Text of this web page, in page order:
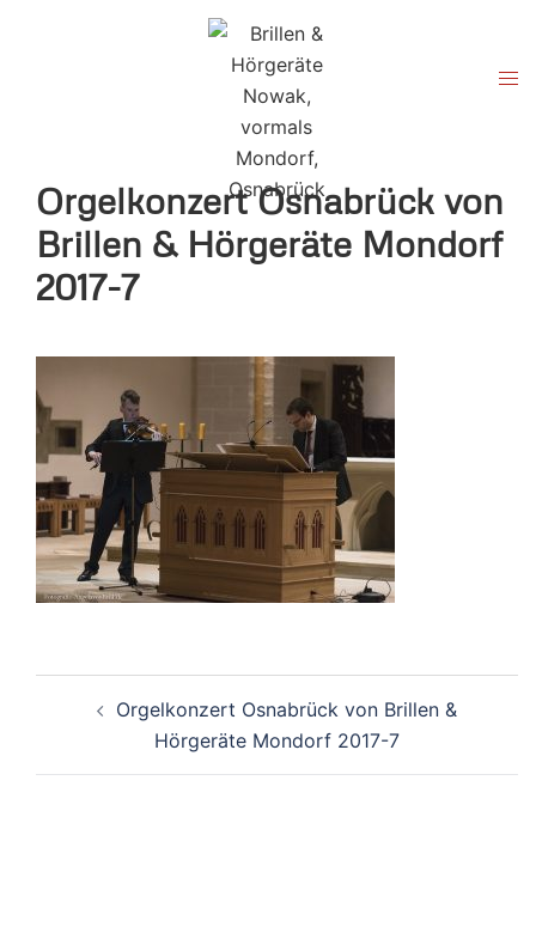
Orgelkonzert Osnabrück von
Brillen & Hörgeräte Mondorf
2017-7
Beitragsnavigation
Orgelkonzert Osnabrück von Brillen &
Hörgeräte Mondorf 2017-7